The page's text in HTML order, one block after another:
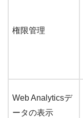
権限管理
Web Analyticsデ
ータの表示